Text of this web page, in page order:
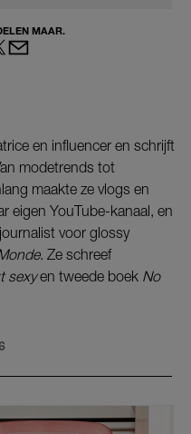
MAAR.
en influencer en schrijft
modetrends tot
maakte ze vlogs en
eigen YouTube-kanaal, en
voor glossy
. Ze schreef
sexyen tweede boek No